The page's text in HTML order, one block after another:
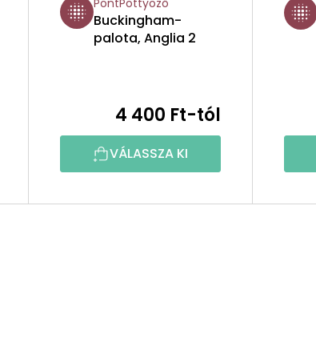
Buckingham-
palota, Anglia 2
4 400 Ft-tól
VÁLASSZA KI